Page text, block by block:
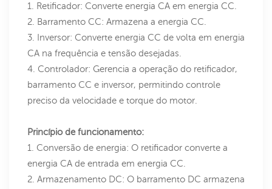
1. Retificador: Converte energia CA em energia CC.
2. Barramento CC: Armazena a energia CC.
3. Inversor: Converte energia CC de volta em energia
CA na frequência e tensão desejadas.
4. Controlador: Gerencia a operação do retificador,
barramento CC e inversor, permitindo controle
preciso da velocidade e torque do motor.
Princípio de funcionamento:
1. Conversão de energia: O retificador converte a
energia CA de entrada em energia CC.
2. Armazenamento DC: O barramento DC armazena